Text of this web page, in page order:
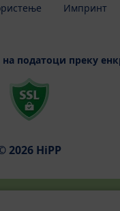
Импринт
на податоци преку
2026 HiPP